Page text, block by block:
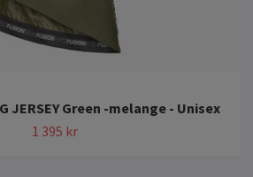
JERSEY Green -melange - Unisex
1 395 kr